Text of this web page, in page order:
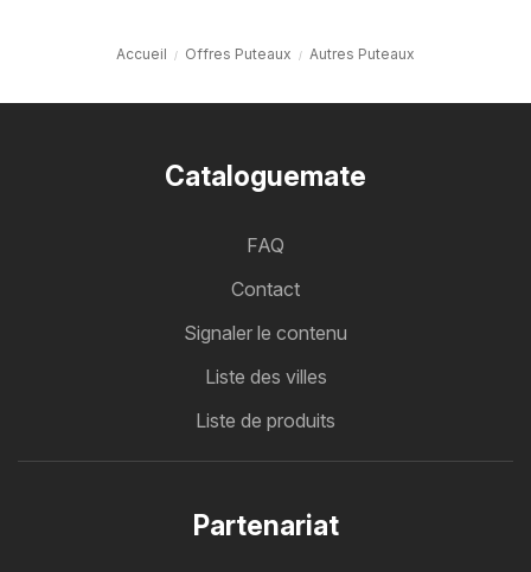
Accueil Offres Puteaux Autres Puteaux
Cataloguemate
FAQ
Contact
Signaler le contenu
Liste des villes
Liste de produits
Partenariat